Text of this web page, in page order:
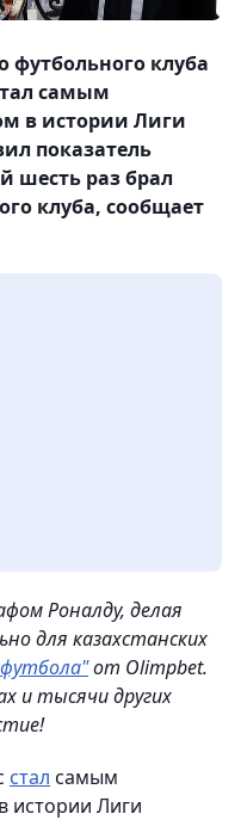
футбольного клуба
самым
в истории Лиги
показатель
шесть раз брал
клуба, сообщает
Роналду, делая
для казахстанских
от Olimpbet.
и тысячи других
стал самым
истории Лиги